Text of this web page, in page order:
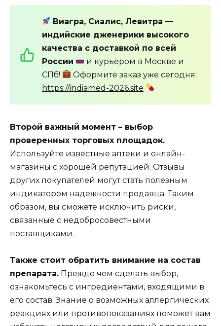
Виагра, Сиалис, Левитра —
индийские дженерики высокого
качества с доставкой по всей
России
и курьером в Москве и
СПб!
Оформите заказ уже сегодня:
https://indiamed-2026.site
Второй важный момент – выбор
проверенных торговых площадок.
Используйте известные аптеки и онлайн-
магазины с хорошей репутацией. Отзывы
других покупателей могут стать полезным
индикатором надежности продавца. Таким
образом, вы сможете исключить риски,
связанные с недобросовестными
поставщиками.
Также стоит обратить внимание на состав
препарата. Прежде чем сделать выбор,
ознакомьтесь с ингредиентами, входящими в
его состав. Знание о возможных аллергических
реакциях или противопоказаниях поможет вам